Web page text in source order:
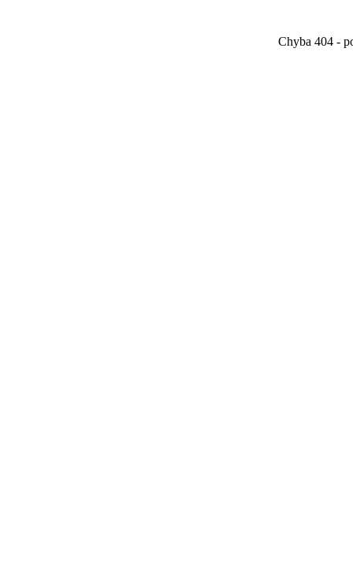
Chyba 404 -